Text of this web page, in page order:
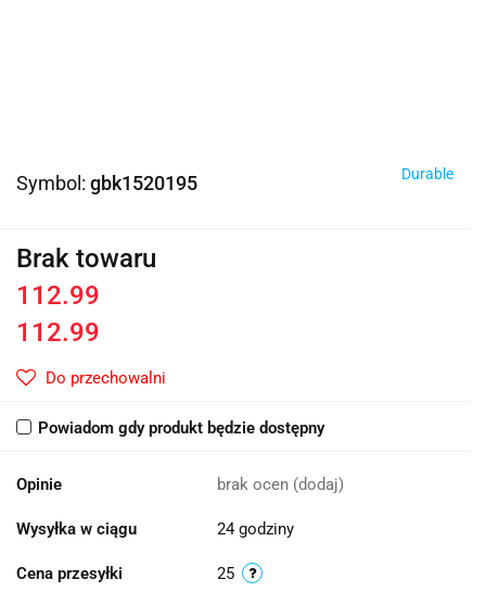
Symbol: gbk1520195 Durable
Brak towaru
112.99
112.99
Do przechowalni
Powiadom gdy produkt będzie dostępny
Opinie brak ocen (dodaj)
Wysyłka w ciągu 24 godziny
Cena przesyłki 25